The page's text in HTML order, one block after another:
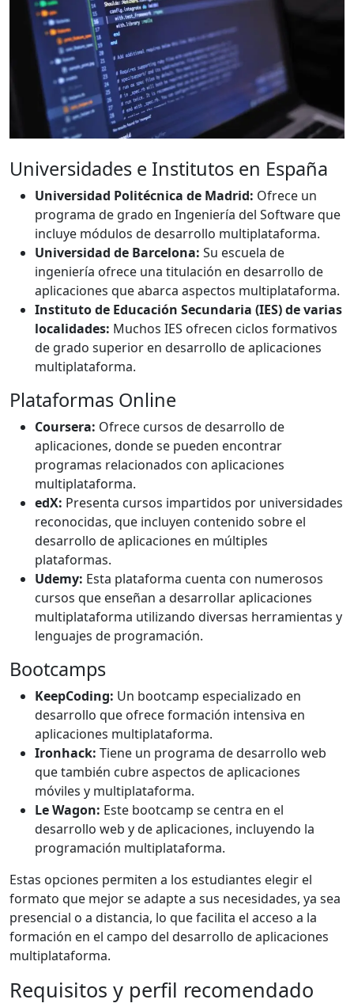
Universidades e Institutos en España
Universidad Politécnica de Madrid: Ofrece un
programa de grado en Ingeniería del Software que
incluye módulos de desarrollo multiplataforma.
Universidad de Barcelona: Su escuela de
ingeniería ofrece una titulación en desarrollo de
aplicaciones que abarca aspectos multiplataforma.
Instituto de Educación Secundaria (IES) de varias
localidades: Muchos IES ofrecen ciclos formativos
de grado superior en desarrollo de aplicaciones
multiplataforma.
Plataformas Online
Coursera: Ofrece cursos de desarrollo de
aplicaciones, donde se pueden encontrar
programas relacionados con aplicaciones
multiplataforma.
edX: Presenta cursos impartidos por universidades
reconocidas, que incluyen contenido sobre el
desarrollo de aplicaciones en múltiples
plataformas.
Udemy: Esta plataforma cuenta con numerosos
cursos que enseñan a desarrollar aplicaciones
multiplataforma utilizando diversas herramientas y
lenguajes de programación.
Bootcamps
KeepCoding: Un bootcamp especializado en
desarrollo que ofrece formación intensiva en
aplicaciones multiplataforma.
Ironhack: Tiene un programa de desarrollo web
que también cubre aspectos de aplicaciones
móviles y multiplataforma.
Le Wagon: Este bootcamp se centra en el
desarrollo web y de aplicaciones, incluyendo la
programación multiplataforma.
Estas opciones permiten a los estudiantes elegir el
formato que mejor se adapte a sus necesidades, ya sea
presencial o a distancia, lo que facilita el acceso a la
formación en el campo del desarrollo de aplicaciones
multiplataforma.
Requisitos y perfil recomendado